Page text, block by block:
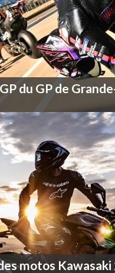
du GP de
motos Kawasaki